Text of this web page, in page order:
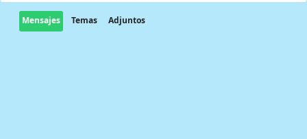
Mensajes Temas Adjuntos